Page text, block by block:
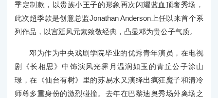
季定制款，以贵族小王子的形象再次闪耀蓝血顶奢秀场，
此次超季款是创意总监Jonathan Anderson上任以来首个系
列作品，以宫廷风元素致敬经典，凸显邓为贵公子气质。
邓为作为中央戏剧学院毕业的优秀青年演员，在电视
剧《长相思》中饰演风光霁月温润如玉的青丘公子涂山
璟，在《仙台有树》里的苏易水又演绎出疯狂魔子和清冷
师尊多重身份的激烈碰撞。去年在巴黎迪奥秀场外离场之